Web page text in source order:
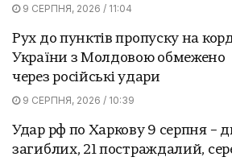
9 СЕРПНЯ, 2026 / 11:04
Рух до пунктів пропуску на
України з Молдовою обмежено
через російські удари
9 СЕРПНЯ, 2026 / 10:39
Удар рф по Харкову 9 серпня –
загиблих, 21 постраждалий,